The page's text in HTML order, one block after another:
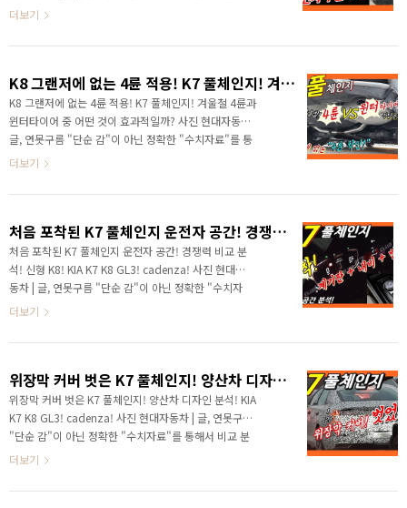
게 받아..
치자료"를 통해서 비교 분석 자료를 제시하는 연못구름
차 소식이 들리는데 이번 영상에서는 기아차 최상의 기
나타와 싼타페의 아성을 무너뜨리고 대한민국 자동차
시장에 지각변동을 일으키고 있는 기아차에게 마음 아
픈 존재가 있다면 K9이 아닐까요? 프리미엄으로 무장한
제네시스 앞에서 "바람 앞의 촛불"처럼 약한 모습을 보
년도 준대형과 대형급 차량의 판매량을 보면,..
더보기
K8 그랜저에 없는 4륜 적용! K7 풀체인지! 겨울철 4륜과 윈터타이어 중 어떤 것이 효과적일까?
K8 그랜저에 없는 4륜 적용! K7 풀체인지! 겨울철 4륜과
윈터타이어 중 어떤 것이 효과적일까? 사진 현대자동차 |
글, 연못구름 "단순 감"이 아닌 정확한 "수치자료"를 통
해서 비교 분석 자료를 제시하는 연못구름입니다! 안녕하
면 3인방이죠! 그랜저를 뛰어 뛰어넘으려고 칼을 갈고 출
전기차 플랫폼으로 제작된 아이오닉 5, 그리고 독점적인
미니밴 지휘를 가진 카니발을 견제하기 위해서 출시된 스
타리아인 것 같습니다. 3대의 차량은 3월과 4월에 공개
또는 출시가 될 것으로 예상되는 차량입니다. 가장 먼저
상부터 알려드렸는데 국내 출시가..
더보기
처음 포착된 K7 풀체인지 운전자 공간! 경쟁력 비교 분석! 신형 K8! KIA K7 K8 GL3! cadenza!
처음 포착된 K7 풀체인지 운전자 공간! 경쟁력 비교 분
석! 신형 K8! KIA K7 K8 GL3! cadenza! 사진 현대자
동차 | 글, 연못구름 "단순 감"이 아닌 정확한 "수치자
료"를 통해서 비교 분석 자료를 제시하는 연못구름입니
자 공간이 처음 포착되었습니다. 계기판과 인포테인먼
요! 작정하고 만든 것 같은데, 어떤 경쟁력을 제공하는지
빠르게 보시죠! # 세부적인 내용을 담고 있는 영상으로
보시길 추천합니다. 안녕하세요? 연못구름입니다. 기아
차의 반란은 올해도 계속되는 것 같습니다. 작년에 K5와
는 대한민국 시장에서 보기 힘든 반란을 일으켰죠? ..
더보기
위장막 커버 벗은 K7 풀체인지! 양산차 디자인 분석! KIA K7 K8 GL3! cadenza!
위장막 커버 벗은 K7 풀체인지! 양산차 디자인 분석! KIA
K7 K8 GL3! cadenza! 사진 현대자동차 | 글, 연못구름
"단순 감"이 아닌 정확한 "수치자료"를 통해서 비교 분
석 자료를 제시하는 연못구름입니다! 드디어 K7 풀체인
되었습니다. 위장막 커버가 제거되었다는 점은 출시가 정
더보기